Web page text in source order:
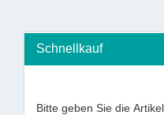
Schnellkauf
Bitte geben Sie die